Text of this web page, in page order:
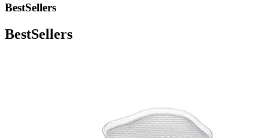
BestSellers
BestSellers